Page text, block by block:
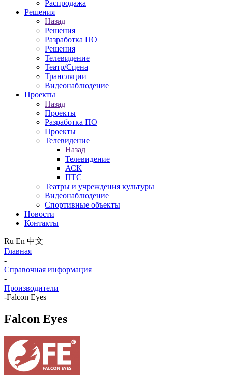
Распродажа
Решения
Назад
Решения
Разработка ПО
Решения
Телевидение
Театр/Сцена
Трансляции
Видеонаблюдение
Проекты
Назад
Проекты
Разработка ПО
Проекты
Телевидение
Назад
Телевидение
АСК
ПТС
Театры и учреждения культуры
Видеонаблюдение
Спортивные объекты
Новости
Контакты
Ru En 中文
Главная
-
Справочная информация
-
Производители
-Falcon Eyes
Falcon Eyes